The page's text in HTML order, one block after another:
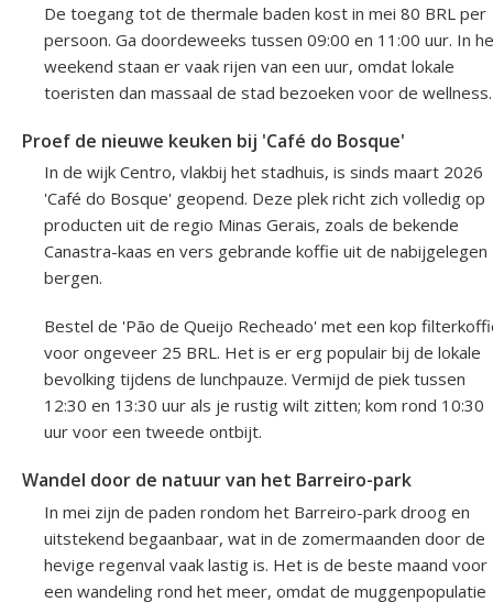
De toegang tot de thermale baden kost in mei 80 BRL per
persoon. Ga doordeweeks tussen 09:00 en 11:00 uur. In
weekend staan er vaak rijen van een uur, omdat lokale
toeristen dan massaal de stad bezoeken voor de wellness.
Proef de nieuwe keuken bij 'Café do Bosque'
In de wijk Centro, vlakbij het stadhuis, is sinds maart 2026
'Café do Bosque' geopend. Deze plek richt zich volledig op
producten uit de regio Minas Gerais, zoals de bekende
Canastra-kaas en vers gebrande koffie uit de nabijgelegen
bergen.
Bestel de 'Pão de Queijo Recheado' met een kop
voor ongeveer 25 BRL. Het is er erg populair bij de lokale
bevolking tijdens de lunchpauze. Vermijd de piek tussen
12:30 en 13:30 uur als je rustig wilt zitten; kom rond 10:30
uur voor een tweede ontbijt.
Wandel door de natuur van het Barreiro-park
In mei zijn de paden rondom het Barreiro-park droog en
uitstekend begaanbaar, wat in de zomermaanden door de
hevige regenval vaak lastig is. Het is de beste maand voor
een wandeling rond het meer, omdat de muggenpopulatie